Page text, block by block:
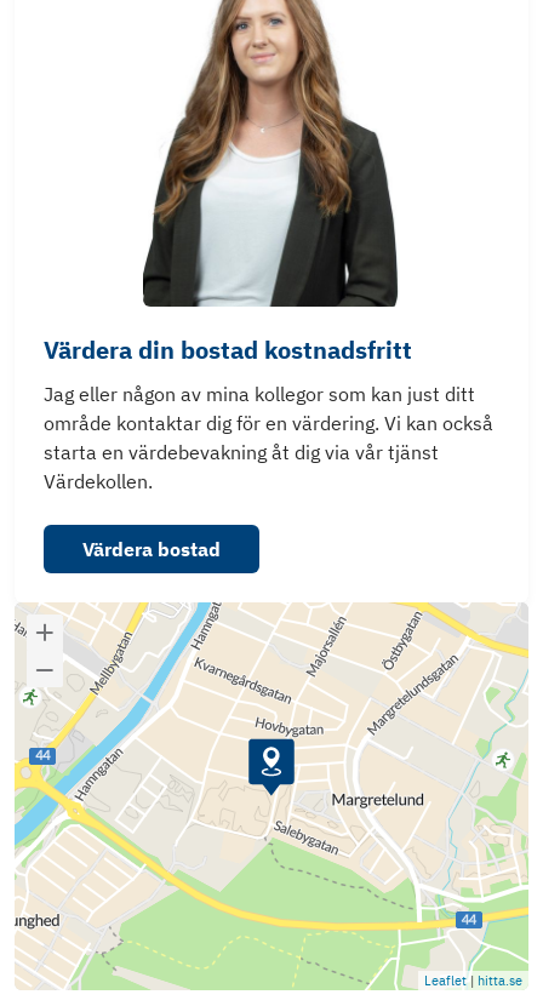
Värdera din bostad kostnadsfritt
Jag eller någon av mina kollegor som kan just ditt
område kontaktar dig för en värdering. Vi kan också
starta en värdebevakning åt dig via vår tjänst
Värdekollen.
Värdera bostad
Leaflet | hitta.se